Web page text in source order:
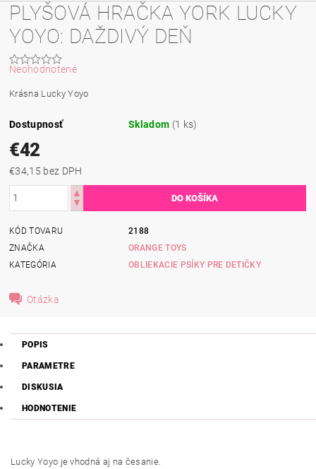
PLYŠOVÁ HRAČKA YORK LUCKY
YOYO: DAŽDIVÝ DEŇ
Neohodnotené
Krásna Lucky Yoyo
Dostupnosť Skladom (1 ks)
€42
€34,15 bez DPH
KÓD TOVARU
2188
ZNAČKA
ORANGE TOYS
KATEGÓRIA
OBLIEKACIE PSÍKY PRE DETIČKY
Otázka
POPIS
PARAMETRE
DISKUSIA
HODNOTENIE
Lucky Yoyo je vhodná aj na česanie.